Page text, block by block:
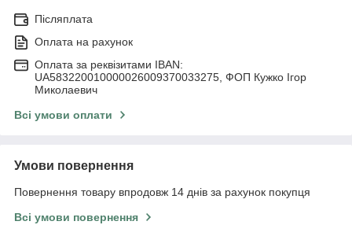
Післяплата
Оплата на рахунок
Оплата за реквізитами IBAN:
UA583220010000026009370033275, ФОП Кужко Ігор
Миколаевич
Всі умови оплати
Умови повернення
Повернення товару впродовж 14 днів за рахунок покупця
Всі умови повернення